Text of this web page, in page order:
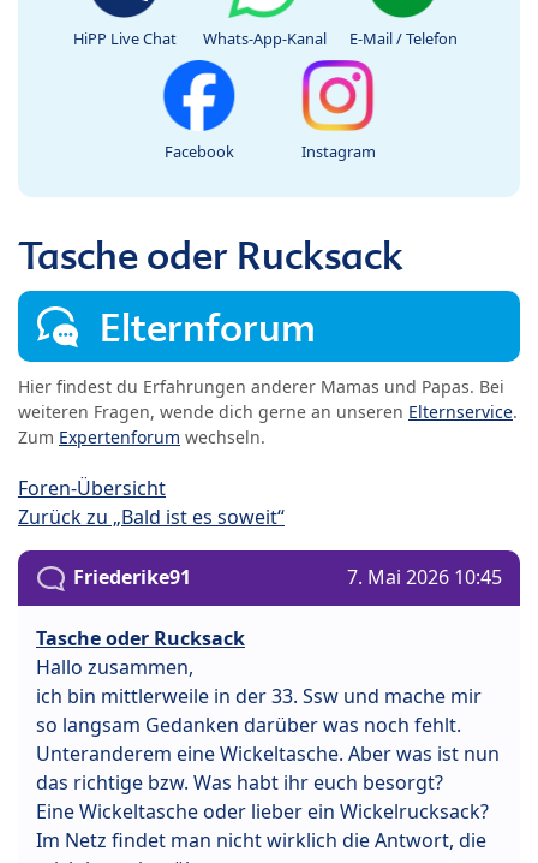
HiPP Live Chat Whats-App-Kanal E-Mail / Telefon
Facebook Instagram
Tasche oder Rucksack
Elternforum
Hier findest du Erfahrungen anderer Mamas und Papas. Bei
weiteren Fragen, wende dich gerne an unseren Elternservice.
Zum Expertenforum wechseln.
Foren-Übersicht
Zurück zu „Bald ist es soweit“
Friederike91 7. Mai 2026 10:45
Tasche oder Rucksack
Hallo zusammen,
ich bin mittlerweile in der 33. Ssw und mache mir
so langsam Gedanken darüber was noch fehlt.
Unteranderem eine Wickeltasche. Aber was ist nun
das richtige bzw. Was habt ihr euch besorgt?
Eine Wickeltasche oder lieber ein Wickelrucksack?
Im Netz findet man nicht wirklich die Antwort, die